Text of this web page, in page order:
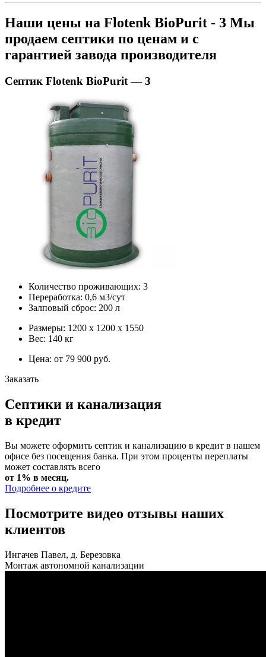
Наши цены на Flotenk BioPurit - 3 Мы
продаем септики по ценам и с
гарантией завода производителя
Септик Flotenk BioPurit — 3
Количество проживающих: 3
Переработка: 0,6 м3/сут
Залповый сброс: 200 л
Размеры: 1200 х 1200 х 1550
Вес: 140 кг
Цена: от 79 900 руб.
Заказать
Септики и канализация
в кредит
Вы можете оформить септик и канализацию в кредит в нашем
офисе без посещения банка. При этом проценты переплаты
может составлять всего
от 1% в месяц.
Подробнее о кредите
Посмотрите видео отзывы наших
клиентов
Ингачев Павел, д. Березовка
Монтаж автономной канализации